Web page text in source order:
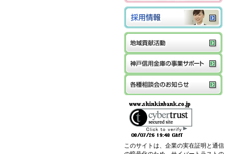
このサイトは、企業の実在証明と通信